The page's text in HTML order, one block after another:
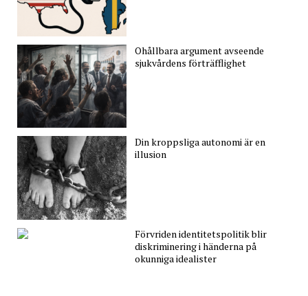
Ohållbara argument avseende
sjukvårdens förträfflighet
Din kroppsliga autonomi är en
illusion
Förvriden identitetspolitik blir
diskriminering i händerna på
okunniga idealister